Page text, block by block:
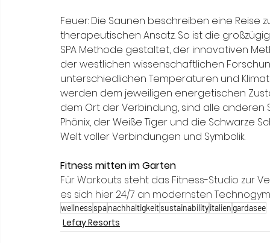
Feuer: Die Saunen beschreiben eine
therapeutischen Ansatz. So ist die
SPA Methode gestaltet, der innovativen
der westlichen wissenschaftlichen
unterschiedlichen Temperaturen und
werden dem jeweiligen energetischen
dem Ort der Verbindung, sind alle
Phönix, der Weiße Tiger und die Schwarze
Welt voller Verbindungen und Symbolik.
Fitness mitten im Garten
Für Workouts steht das Fitness-Studio zur
es sich hier 24/7 an modernsten
wellnessspanachhaltigkeitsustainabilityitaliengardasee
Lefay Resorts